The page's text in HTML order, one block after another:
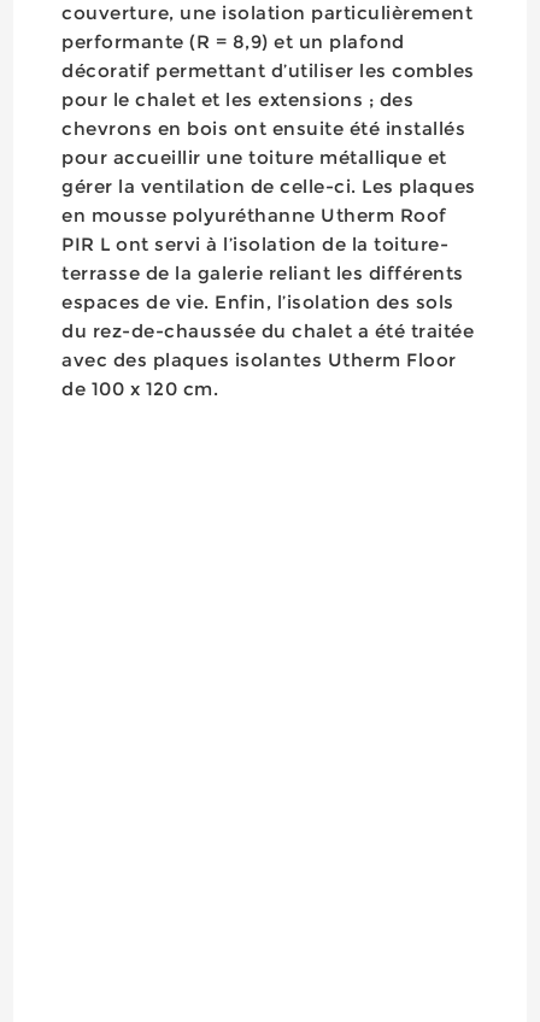
couverture, une isolation particulièrement
performante (R = 8,9) et un plafond
décoratif permettant d’utiliser les combles
pour le chalet et les extensions ; des
chevrons en bois ont ensuite été installés
pour accueillir une toiture métallique et
gérer la ventilation de celle-ci. Les plaques
en mousse polyuréthanne Utherm Roof
PIR L ont servi à l’isolation de la toiture-
terrasse de la galerie reliant les différents
espaces de vie. Enfin, l’isolation des sols
du rez-de-chaussée du chalet a été traitée
avec des plaques isolantes Utherm Floor
de 100 x 120 cm.